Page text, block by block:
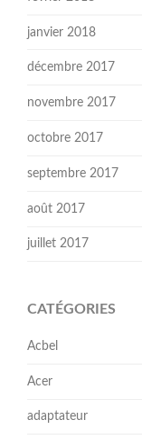
janvier 2018
décembre 2017
novembre 2017
octobre 2017
septembre 2017
août 2017
juillet 2017
CATÉGORIES
Acbel
Acer
adaptateur